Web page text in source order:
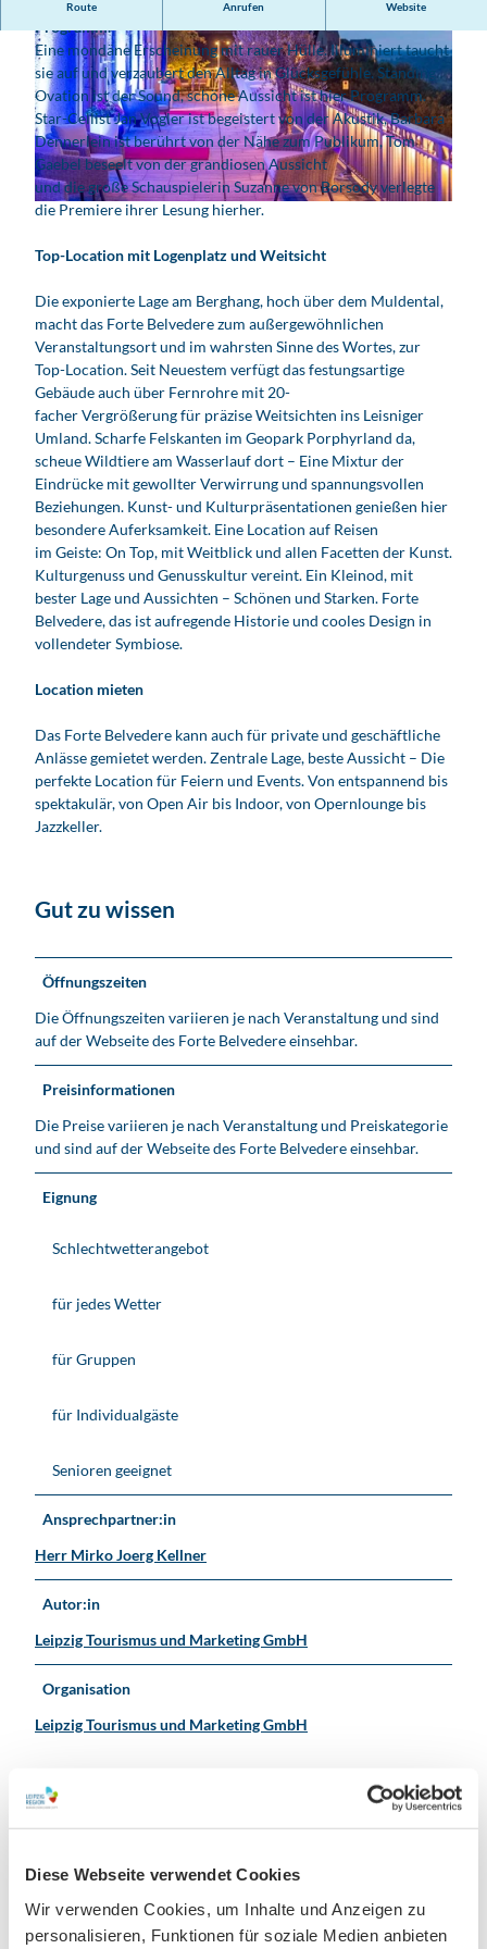
Diese Webseite verwendet Cookies
Wir verwenden Cookies, um Inhalte und Anzeigen zu
personalisieren, Funktionen für soziale Medien anbieten
© Mirko Joerg Kellner
© Mirko Joerg Kellner
Route Anrufen Website
Standing Ovation ist der Sound, schöne Aussicht ist hier
Programm.
Eine mondäne Erscheinung mit rauer Hülle. Illuminiert taucht
sie auf und verzaubert den Alltag in Glücksgefühle. Standing
Ovation ist der Sound, schöne Aussicht ist hier Programm.
Star-Cellist Jan Vogler ist begeistert von der Akustik, Barbara
Dennerlein ist berührt von der Nähe zum Publikum, Tom
Gaebel beseelt von der grandiosen Aussicht
und die große Schauspielerin Suzanne von Borsody verlegte
die Premiere ihrer Lesung hierher.
Top-Location mit Logenplatz und Weitsicht
Die exponierte Lage am Berghang, hoch über dem Muldental,
macht das Forte Belvedere zum außergewöhnlichen
Veranstaltungsort und im wahrsten Sinne des Wortes, zur
Top-Location. Seit Neuestem verfügt das festungsartige
Gebäude auch über Fernrohre mit 20-
facher Vergrößerung für präzise Weitsichten ins Leisniger
Umland. Scharfe Felskanten im Geopark Porphyrland da,
scheue Wildtiere am Wasserlauf dort – Eine Mixtur der
Eindrücke mit gewollter Verwirrung und spannungsvollen
Beziehungen. Kunst- und Kulturpräsentationen genießen hier
besondere Auferksamkeit. Eine Location auf Reisen
im Geiste: On Top, mit Weitblick und allen Facetten der Kunst.
Kulturgenuss und Genusskultur vereint. Ein Kleinod, mit
bester Lage und Aussichten – Schönen und Starken. Forte
Belvedere, das ist aufregende Historie und cooles Design in
vollendeter Symbiose.
Location mieten
Das Forte Belvedere kann auch für private und geschäftliche
Anlässe gemietet werden. Zentrale Lage, beste Aussicht – Die
perfekte Location für Feiern und Events. Von entspannend bis
spektakulär, von Open Air bis Indoor, von Opernlounge bis
Jazzkeller.
Gut zu wissen
Öffnungszeiten
Die Öffnungszeiten variieren je nach Veranstaltung und sind
auf der Webseite des Forte Belvedere einsehbar.
Preisinformationen
Die Preise variieren je nach Veranstaltung und Preiskategorie
und sind auf der Webseite des Forte Belvedere einsehbar.
Eignung
Schlechtwetterangebot
für jedes Wetter
für Gruppen
für Individualgäste
Senioren geeignet
Ansprechpartner:in
Herr Mirko Joerg Kellner
Autor:in
Leipzig Tourismus und Marketing GmbH
Organisation
Leipzig Tourismus und Marketing GmbH
Veranstaltung